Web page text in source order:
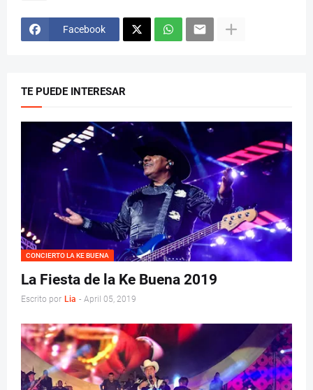
Facebook
TE PUEDE INTERESAR
CONCIERTO LA KE BUENA
La Fiesta de la Ke Buena 2019
Escrito por Lia - April 05, 2019